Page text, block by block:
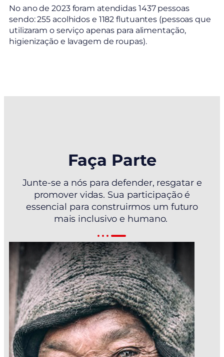
No ano de 2023 foram atendidas 1437 pessoas
sendo: 255 acolhidos e 1182 flutuantes (pessoas que
utilizaram o serviço apenas para alimentação,
higienização e lavagem de roupas).
Faça Parte
Junte-se a nós para defender, resgatar e
promover vidas. Sua participação é
essencial para construirmos um futuro
mais inclusivo e humano.